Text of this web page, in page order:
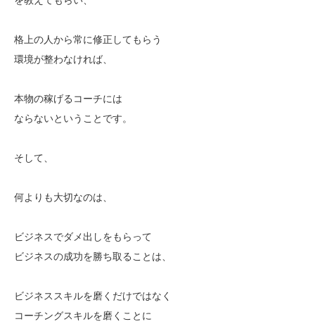
格上の人から常に修正してもらう
環境が整わなければ、
本物の稼げるコーチには
ならないということです。
そして、
何よりも大切なのは、
ビジネスでダメ出しをもらって
ビジネスの成功を勝ち取ることは、
ビジネススキルを磨くだけではなく
コーチングスキルを磨くことに